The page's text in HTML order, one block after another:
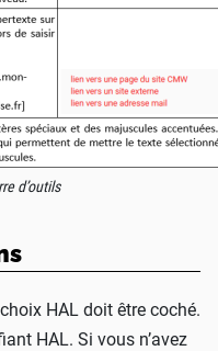
d’outils
HAL doit être coché.
HAL. Si vous n’avez